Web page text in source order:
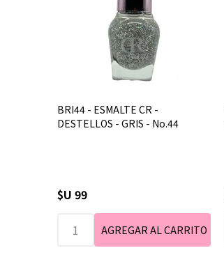
BRI44 - ESMALTE CR -
DESTELLOS - GRIS - No.44
$U 99